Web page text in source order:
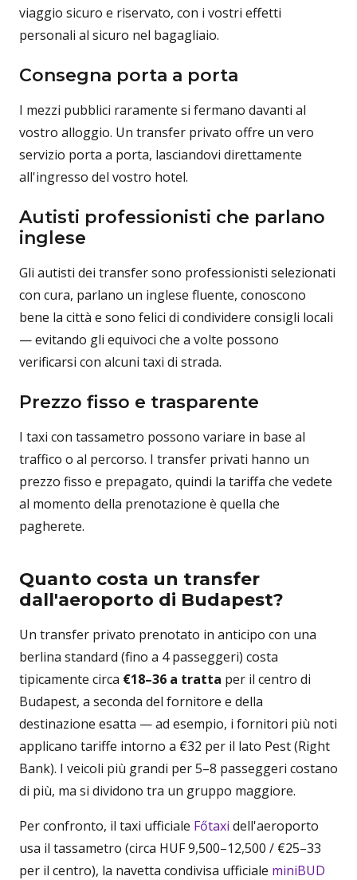
viaggio sicuro e riservato, con i vostri effetti
personali al sicuro nel bagagliaio.
Consegna porta a porta
I mezzi pubblici raramente si fermano davanti al
vostro alloggio. Un transfer privato offre un vero
servizio porta a porta, lasciandovi direttamente
all'ingresso del vostro hotel.
Autisti professionisti che parlano
inglese
Gli autisti dei transfer sono professionisti selezionati
con cura, parlano un inglese fluente, conoscono
bene la città e sono felici di condividere consigli locali
— evitando gli equivoci che a volte possono
verificarsi con alcuni taxi di strada.
Prezzo fisso e trasparente
I taxi con tassametro possono variare in base al
traffico o al percorso. I transfer privati hanno un
prezzo fisso e prepagato, quindi la tariffa che vedete
al momento della prenotazione è quella che
pagherete.
Quanto costa un transfer
dall'aeroporto di Budapest?
Un transfer privato prenotato in anticipo con una
berlina standard (fino a 4 passeggeri) costa
tipicamente circa €18–36 a tratta per il centro di
Budapest, a seconda del fornitore e della
destinazione esatta — ad esempio, i fornitori più noti
applicano tariffe intorno a €32 per il lato Pest (Right
Bank). I veicoli più grandi per 5–8 passeggeri costano
di più, ma si dividono tra un gruppo maggiore.
Per confronto, il taxi ufficiale Főtaxi dell'aeroporto
usa il tassametro (circa HUF 9,500–12,500 / €25–33
per il centro), la navetta condivisa ufficiale miniBUD